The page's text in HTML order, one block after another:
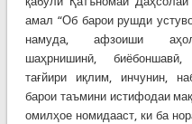
амал “Об барои рушди
намуда, афзоиши
шаҳрнишинӣ,
тағйири иқлим, инчунин,
барои таъмини истифодаи
омилҳое номидааст, ки ба